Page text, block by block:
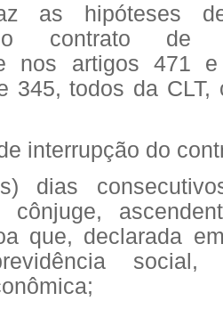
as hipóteses
contrato de
nos artigos 471
345, todos da CLT,
interrupção do
dias
cônjuge,
que, declarada